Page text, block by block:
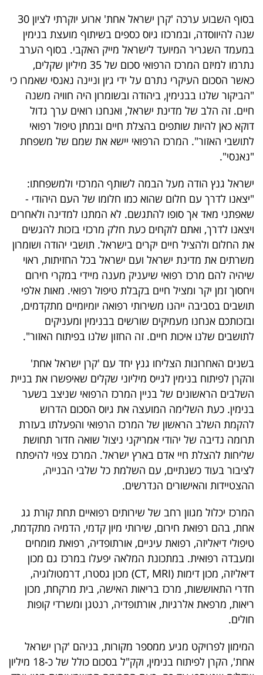
דרושים
ניוזלטרים
מייל
אדום
פרסמו
עקבו
אחרינו:
בסוף השבוע ערכה 'קרן ישראל אחת' ארוע יוקרתי לציון 30
שנה להיווסדה, ובמרכזו גיוס כספים בשיתוף מועצת בנימין
במעמד השגריר המיועד לישראל מייק האקבי. בסוף הערב
נתרמו למיזם המרכז הרפואי סכום של 35 מיליון שקלים,
כאשר הסכום העיקרי נתרם על ידי ג׳ון וניינה נאנסי שאמרו כי
"הביקור שלנו בבנימין, ביהודה ובשומרון היה חוויה משנה
חיים. זה הלב של מדינת ישראל, ואנחנו רואים ערך גדול
דוקא כאן להיות שותפים בהצלת חיים ובמתן טיפול רפואי
לתושבי האזור". המרכז הרפואי יישא את שמם של משפחת
"נאנסי".
ישראל גנץ הודה מעל הבמה לשותף המרכזי ולמשפחתו:
"יצאנו לדרך עם חלום שהוא כמו חלומו של העם היהודי -
שאפתני מאד אך סופו להתגשם. לא המתנו למדינה ולאחרים
ויצאנו לדרך, ואתם לוקחים כעת חלק מרכזי בזכות להגשים
את החלום ולהציל חיים יקרים בישראל. תושבי יהודה ושומרון
משרתים את מדינת ישראל ועם ישראל בכל החזיתות, ראוי
שיהיה להם מרכז רפואי שיעניק מענה מיידי במקרי חירום
ויחסוך זמן יקר ומציל חיים בקבלת טיפול רפואי. מאות אלפי
תושבים בסביבה ייהנו משירותי רפואה יומיומיים מתקדמים,
ובזכותכם אנחנו מעמיקים שורשים בבנימין ומעניקים
לתושבים שלנו איכות חיים. זה החזון שלנו בפיתוח האזור".
בשנים האחרונות הצליחו גנץ יחד עם 'קרן ישראל אחת'
והקרן לפיתוח בנימין לגייס מיליוני שקלים שאיפשרו את בניית
השלבים הראשונים של בניין המרכז הרפואי שניצב בשער
בנימין. כעת השלימה המועצה את גיוס הסכום הדרוש
להקמת השלב הראשון של המרכז הרפואי והפעלתו בעזרת
תרומה נדיבה של יהודי אמריקני ניצול שואה חדור תחושת
שליחות להצלת חיי אדם בארץ ישראל. המרכז צפוי להיפתח
לציבור בעוד כשנתיים, עם השלמת כל שלבי הבנייה,
ההצטיידות והאישורים הנדרשים.
המרכז יכלול מגוון רחב של שירותים רפואיים תחת קורת גג
אחת, בהם רפואת חירום, שירותי מיון קדמי, הדמיה מתקדמת,
טיפולי דיאליזה, רפואת עיניים, אורתופדיה, רפואת מומחים
ומעבדה רפואית. במתכונת המלאה יפעלו במרכז גם מכון
דיאליזה, מכון דימות (CT, MRI) מכון גסטרו, דרמטולוגיה,
חדרי התאוששות, מרכז בריאות האישה, בית מרקחת, מכון
ריאות, מרפאת אלרגיות, אורתופדיה, רנטגן ומשרדי קופות
חולים.
המימון לפרויקט מגיע ממספר מקורות, בניהם 'קרן ישראל
אחת', הקרן לפיתוח בנימין, וקק"ל בסכום כולל של כ-18 מיליון